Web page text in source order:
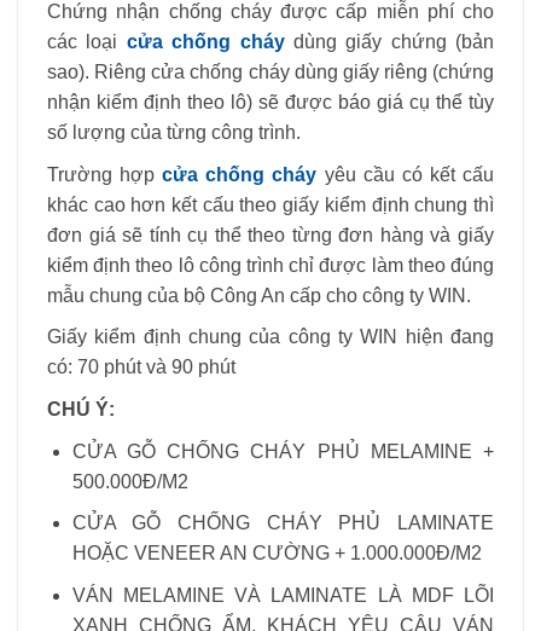
Chứng nhận chống cháy được cấp miễn phí cho
các loại cửa chống cháydùng giấy chứng (bản
sao). Riêng cửa chống cháy dùng giấy riêng (chứng
nhận kiểm định theo lô) sẽ được báo giá cụ thể tùy
số lượng của từng công trình.
Trường hợpcửa chống cháy yêu cầu có kết cấu
khác cao hơn kết cấu theo giấy kiểm định chung thì
đơn giá sẽ tính cụ thể theo từng đơn hàng và giấy
kiểm định theo lô công trình chỉ được làm theo đúng
mẫu chung của bộ Công An cấp cho công ty WIN.
Giấy kiểm định chung của công ty WIN hiện đang
có: 70 phút và 90 phút
CHÚ Ý:
CỬA GỖ CHỐNG CHÁY PHỦ MELAMINE +
500.000Đ/M2
CỬA GỖ CHỐNG CHÁY PHỦ LAMINATE
HOẶC VENEER AN CƯỜNG + 1.000.000Đ/M2
VÁN MELAMINE VÀ LAMINATE LÀ MDF LÕI
XANH CHỐNG ẨM, KHÁCH YÊU CÂU VÁN